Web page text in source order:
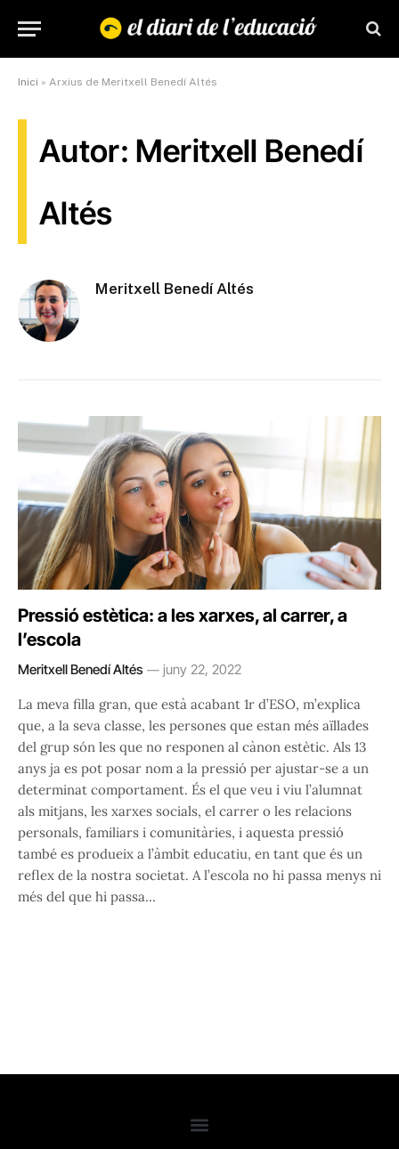
Inici » Arxius de Meritxell Benedí Altés
Autor: Meritxell Benedí
Altés
Meritxell Benedí Altés
Pressió estètica: a les xarxes, al carrer, a
l’escola
Meritxell Benedí Altés juny 22, 2022
La meva filla gran, que està acabant 1r d’ESO, m’explica
que, a la seva classe, les persones que estan més aïllades
del grup són les que no responen al cànon estètic. Als 13
anys ja es pot posar nom a la pressió per ajustar-se a un
determinat comportament. És el que veu i viu l’alumnat
als mitjans, les xarxes socials, el carrer o les relacions
personals, familiars i comunitàries, i aquesta pressió
també es produeix a l’àmbit educatiu, en tant que és un
reflex de la nostra societat. A l’escola no hi passa menys ni
més del que hi passa…